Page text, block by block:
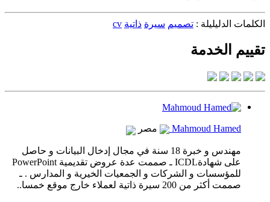
الكلمات الدليليلة : تصميم سيرة ذاتية cv
تقييم الخدمة
Mahmoud Hamed مصر
مهندس و خبرة 18 سنة في مجال إدخال البيانات و حاصل
على شهادةICDL ـ صممت عدة عروض تقديمية PowerPoint
للمؤسسات و الشركات و الجمعيات الخيرية و المدارس . ـ
صممت أكثر من 200 سيرة ذاتية لعملاء خارج موقع خمسا..